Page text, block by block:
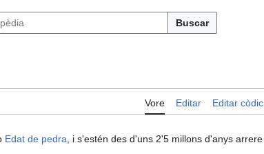
Buscar
Vore Editar Editar còdic
Edat de pedra , i s'estén des d'uns 2'5 millons d'anys arrere